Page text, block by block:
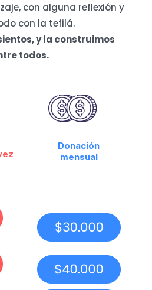
con alguna reflexión y
con la tefilá.
y la construimos
todos.
Donación
mensual